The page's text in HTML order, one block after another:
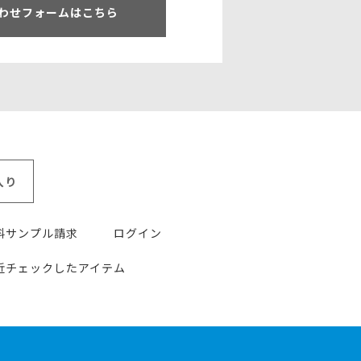
せフォームはこちら
り
サンプル請求 ログイン
チェックしたアイテム